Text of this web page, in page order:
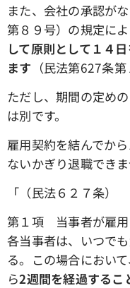
また、会社の承認が
第８９号）の規定に
して原則として１４
ます （民法第627条第
ただし、期間の定め
は別です。
雇用契約を結んでか
ないかぎり退職できま
「（民法６２７条）
第１項 当事者が雇用
各当事者は、いつで
る。この場合におい
ら2週間を経過するこ